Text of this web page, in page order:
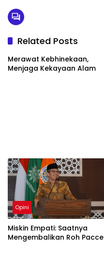
Related Posts
Merawat Kebhinekaan,
Menjaga Kekayaan Alam
Opini
Miskin Empati: Saatnya
Mengembalikan Roh Pacce